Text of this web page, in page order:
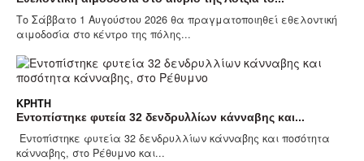
Το Σάββατο 1 Αυγούστου 2026 θα πραγματοποιηθεί εθελοντική
αιμοδοσία στο κέντρο της πόλης...
ΚΡΉΤΗ
Εντοπίστηκε φυτεία 32 δενδρυλλίων κάνναβης και...
Εντοπίστηκε φυτεία 32 δενδρυλλίων κάνναβης και ποσότητα
κάνναβης, στο Ρέθυμνο και...